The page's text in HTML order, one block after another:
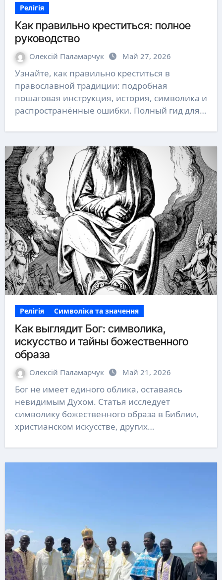
Релігія
Как правильно креститься: полное
руководство
Олексій Паламарчук Май 27, 2026
Узнайте, как правильно креститься в
православной традиции: подробная
пошаговая инструкция, история, символика и
распространённые ошибки. Полный гид для…
Релігія Символіка та значення
Как выглядит Бог: символика,
искусство и тайны божественного
образа
Олексій Паламарчук Май 21, 2026
Бог не имеет единого облика, оставаясь
невидимым Духом. Статья исследует
символику божественного образа в Библии,
христианском искусстве, других…